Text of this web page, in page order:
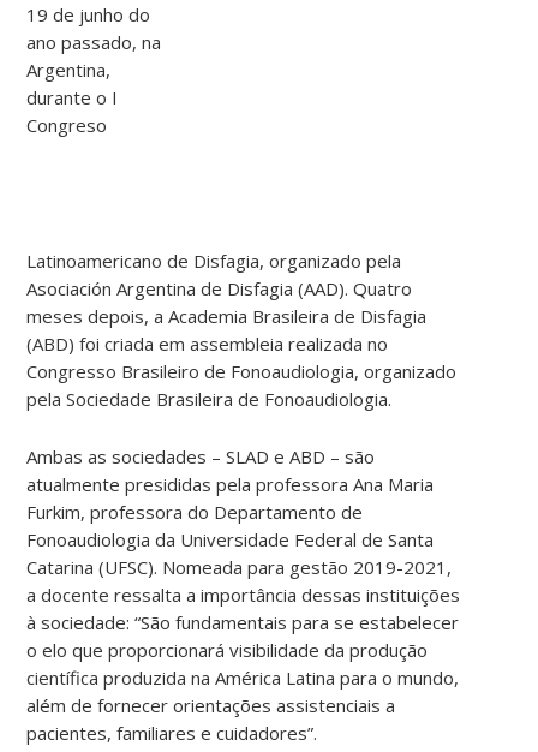
19 de junho do
ano passado, na
Argentina,
durante o I
Congreso
Latinoamericano de Disfagia, organizado pela
Asociación Argentina de Disfagia (AAD). Quatro
meses depois, a Academia Brasileira de Disfagia
(ABD) foi criada em assembleia realizada no
Congresso Brasileiro de Fonoaudiologia, organizado
pela Sociedade Brasileira de Fonoaudiologia.
Ambas as sociedades – SLAD e ABD – são
atualmente presididas pela professora Ana Maria
Furkim, professora do Departamento de
Fonoaudiologia da Universidade Federal de Santa
Catarina (UFSC). Nomeada para gestão 2019-2021,
a docente ressalta a importância dessas instituições
à sociedade: “São fundamentais para se estabelecer
o elo que proporcionará visibilidade da produção
científica produzida na América Latina para o mundo,
além de fornecer orientações assistenciais a
pacientes, familiares e cuidadores”.